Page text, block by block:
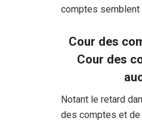
comptes semblent
Cour des
Cour des
Notant le retard
des comptes et de